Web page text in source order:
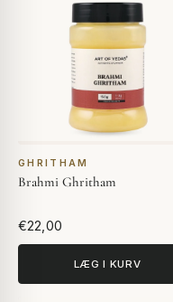
GHRITHAM
Brahmi Ghritham
€22,00
LÆG I KURV